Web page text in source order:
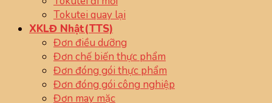
Tokutei quay lại
XKLĐ Nhật(TTS)
Đơn điều dưỡng
Đơn chế biến thực phẩm
Đơn đóng gói thực phẩm
Đơn đóng gói công nghiệp
Đơn may mặc